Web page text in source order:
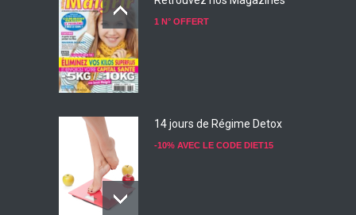
1 N° OFFERT
14 jours de Régime Detox
-10% AVEC LE CODE DIET15